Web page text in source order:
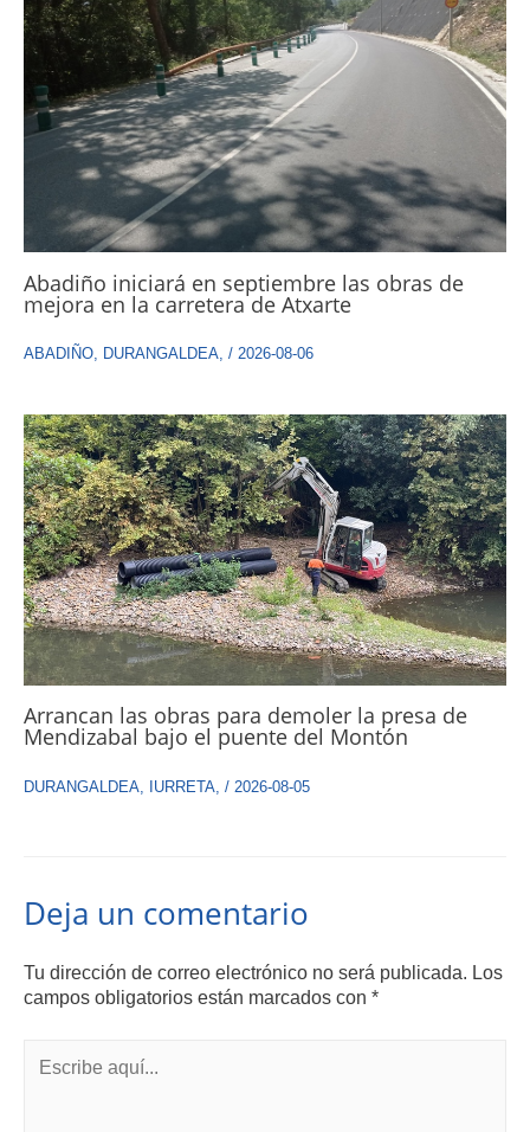
Abadiño iniciará en septiembre las obras de
mejora en la carretera de Atxarte
ABADIÑO, DURANGALDEA, / 2026-08-06
Arrancan las obras para demoler la presa de
Mendizabal bajo el puente del Montón
DURANGALDEA IURRETA / 2026-08-05
Deja un comentario
Tu dirección de correo electrónico no será publicada. Los
campos obligatorios están marcados con *